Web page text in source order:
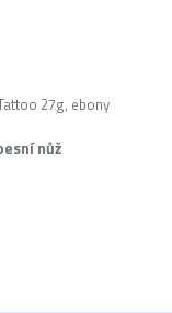
nůž
27g, ebony